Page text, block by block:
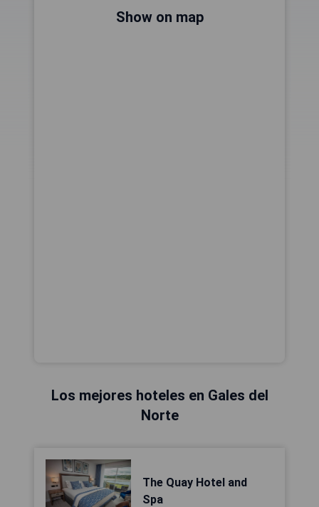
Show on map
Los mejores hoteles en Gales del
Norte
The Quay Hotel and
Spa